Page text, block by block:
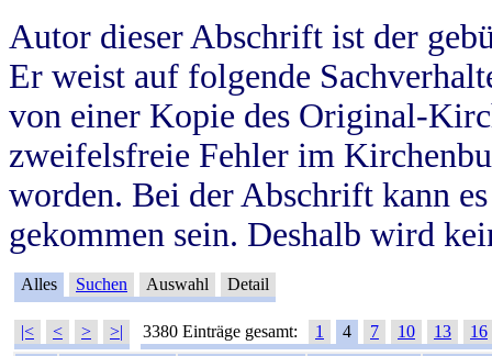
Autor dieser Abschrift ist der
Er weist auf folgende
von einer Kopie des Original-
zweifelsfreie Fehler im
worden. Bei der Abschrift kann
gekommen sein. Deshalb wird
Alles Suchen Auswahl Detail
|< < > >| 3380 Einträge gesamt: 1 4 7 10 13
16